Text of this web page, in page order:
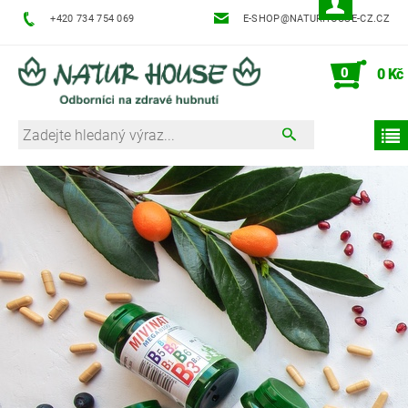
+420 734 754 069 E-SHOP@NATURHOUSE-CZ.CZ
0 0 Kč